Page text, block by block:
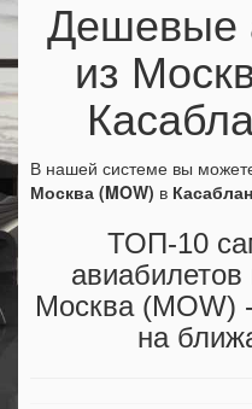
Дешевые
из
В нашей системе вы
Москва (MOW) в
ТОП-10
Москва (MOW)
на